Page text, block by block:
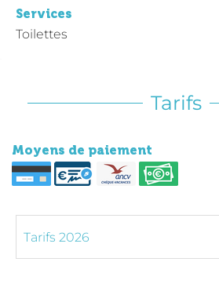
Services
Toilettes
Tarifs
Moyens de paiement